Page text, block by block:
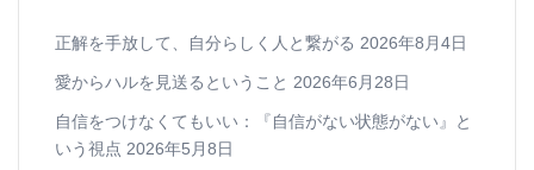
正解を手放して、自分らしく人と繋がる 2026年8月4日
愛からハルを見送るということ 2026年6月28日
自信をつけなくてもいい：『自信がない状態がない』と
いう視点 2026年5月8日